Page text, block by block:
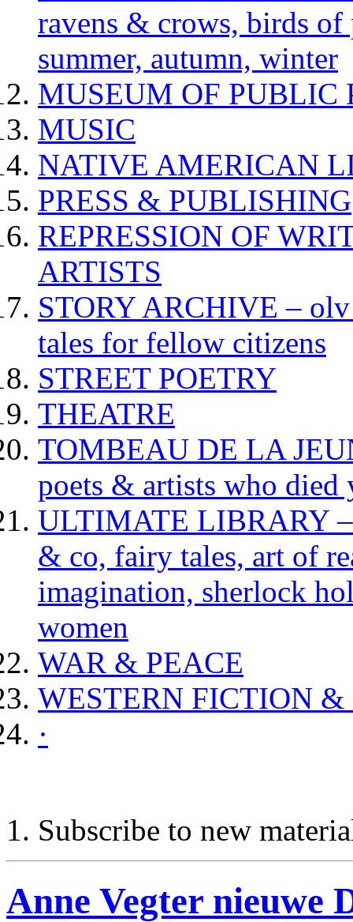
ravens & crows, birds
summer, autumn, winter
MUSEUM OF PUBLIC
MUSIC
NATIVE AMERICAN
PRESS & PUBLISHING
REPRESSION OF
ARTISTS
STORY ARCHIVE – olv
tales for fellow citizens
STREET POETRY
THEATRE
TOMBEAU DE LA
poets & artists who died
ULTIMATE LIBRARY –
& co, fairy tales, art of
imagination, sherlock
women
WAR & PEACE
WESTERN FICTION
·
Subscribe to new
Anne Vegter nieuwe